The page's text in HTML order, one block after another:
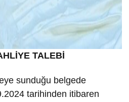
TALEBİ
sunduğu belgede
tarihinden itibaren